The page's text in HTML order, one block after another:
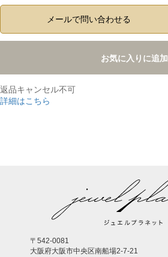
メールで問い合わせる
お気に入りに追加
返品キャンセル不可
詳細はこちら
〒542-0081
大阪府大阪市中央区南船場2-7-21